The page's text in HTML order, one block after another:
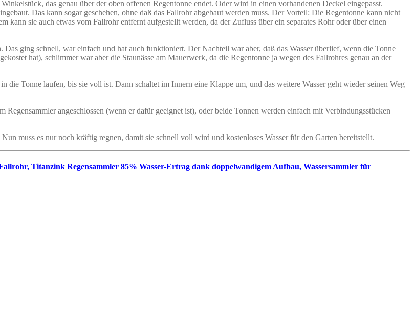
das genau über der oben offenen Regentonne endet. Oder wird in einen vorhandenen Deckel eingepasst.
Das kann sogar geschehen, ohne daß das Fallrohr abgebaut werden muss. Der Vorteil: Die Regentonne kann nicht
kann sie auch etwas vom Fallrohr entfernt aufgestellt werden, da der Zufluss über ein separates Rohr oder über einen
Das ging schnell, war einfach und hat auch funktioniert. Der Nachteil war aber, daß das Wasser überlief, wenn die Tonne
hat), schlimmer war aber die Staunässe am Mauerwerk, da die Regentonne ja wegen des Fallrohres genau an der
die Tonne laufen, bis sie voll ist. Dann schaltet im Innern eine Klappe um, und das weitere Wasser geht wieder seinen Weg
angeschlossen (wenn er dafür geeignet ist), oder beide Tonnen werden einfach mit Verbindungsstücken
Nun muss es nur noch kräftig regnen, damit sie schnell voll wird und kostenloses Wasser für den Garten bereitstellt.
Titanzink Regensammler 85% Wasser-Ertrag dank doppelwandigem Aufbau, Wassersammler für